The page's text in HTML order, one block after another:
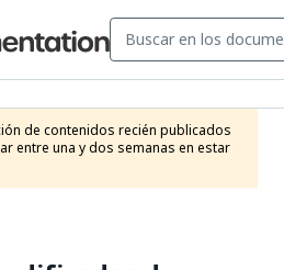
de contenidos recién publicados
entre una y dos semanas en estar